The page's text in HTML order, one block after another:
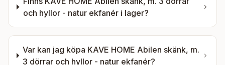
och hyllor - natur ekfanéri lager?
Var kan jag köpa KAVE HOME Abilen skänk, m.
3 dörrar och hyllor - natur ekfanér?